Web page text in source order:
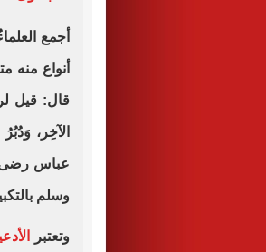
أجمع
أنواع منه
قال: قيل
الآخِر،
عباس رضى
وسلم
وتعتبر